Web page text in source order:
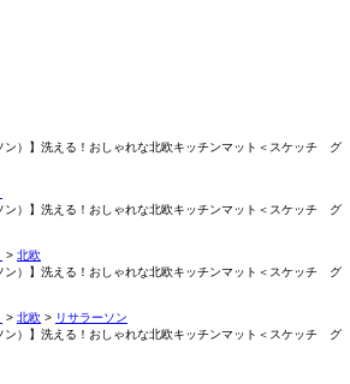
ン）】洗える！おしゃれな北欧キッチンマット＜スケッチ グ
ン）】洗える！おしゃれな北欧キッチンマット＜スケッチ グ
北欧
ン）】洗える！おしゃれな北欧キッチンマット＜スケッチ グ
北欧
リサラーソン
ン）】洗える！おしゃれな北欧キッチンマット＜スケッチ グ